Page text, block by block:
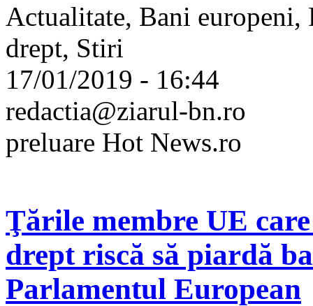
Actualitate, Bani europeni,
drept, Stiri
17/01/2019 - 16:44
redactia@ziarul-bn.ro
preluare Hot News.ro
Ţările membre UE
drept riscă să piardă
Parlamentul European